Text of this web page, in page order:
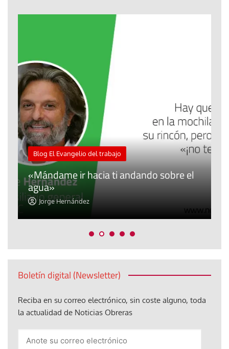
Blog El Evangelio del trabajo
«Mándame ir hacia ti andando sobre el
agua»
Jorge Hernández
Boletín digital (Newsletter)
Reciba en su correo electrónico, sin coste alguno, toda
la actualidad de Noticias Obreras